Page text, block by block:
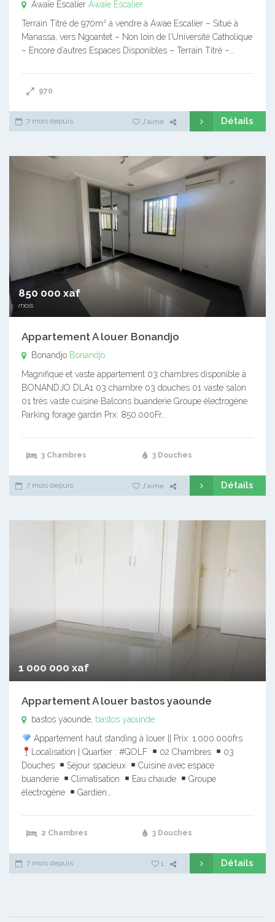
Awaïe Escalier Awaïe Escalier
Terrain Titré de 970m² à vendre à Awae Escalier – Situé à
Manassa, vers Ngoantet – Non loin de l’Université Catholique
– Encore d’autres Espaces Disponibles – Terrain Titré –…
970
7 mois depuis J'aime Détails
850 000 xaf
mois
Appartement A louer Bonandjo
Bonandjo Bonandjo
Magnifique et vaste appartement 03 chambres disponible à
BONANDJO DLA1 03 chambre 03 douches 01 vaste salon
01 très vaste cuisine Balcons buanderie Groupe électrogène
Parking forage gardin Prx: 850.000Fr…
3 Chambres 3 Douches
7 mois depuis J'aime Détails
1 000 000 xaf
Appartement A louer bastos yaounde
bastos yaounde, bastos yaounde
Appartement haut standing à louer || Prix: 1.000.000frs
Localisation | Quartier : #GOLF
02 Chambres
03
Douches
Séjour spacieux
Cuisine avec espace
buanderie
Climatisation Eau chaude
Groupe
électrogène
Gardien…
2 Chambres 3 Douches
7 mois depuis 1 Détails